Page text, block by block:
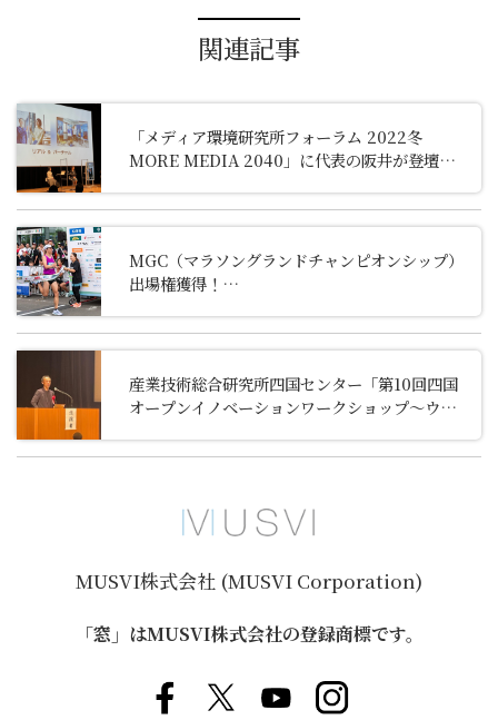
関連記事
「メディア環境研究所フォーラム 2022冬
MORE MEDIA 2040」に代表の阪井が登壇し
MGC （マラソングランドチャンピオンシップ）
出場権獲得！
MUSVIがスポンサー契約を締結し、特別インタ
ビューを公開しました。
産業技術総合研究所四国センター「第10回四国
オープンイノベーションワークショップ～ウェ
る持続可能な社会の実現に向けて』」に代表の
MUSVI株式会社 (MUSVI Corporation)
「窓」はMUSVI株式会社の登録商標です。